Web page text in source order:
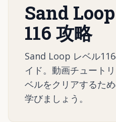
Sand
116 攻略
Sand Loop レベル
イド。動画チュート
ベルをクリアするた
学びましょう。